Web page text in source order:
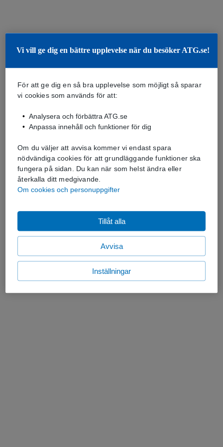
Vi vill ge dig en bättre upplevelse när du besöker ATG.se!
För att ge dig en så bra upplevelse som möjligt så sparar
vi cookies som används för att:
Analysera och förbättra ATG.se
Anpassa innehåll och funktioner för dig
Om du väljer att avvisa kommer vi endast spara
nödvändiga cookies för att grundläggande funktioner ska
fungera på sidan. Du kan när som helst ändra eller
återkalla ditt medgivande.
Om cookies och personuppgifter
Avvisa
Tillåt alla
Inställningar